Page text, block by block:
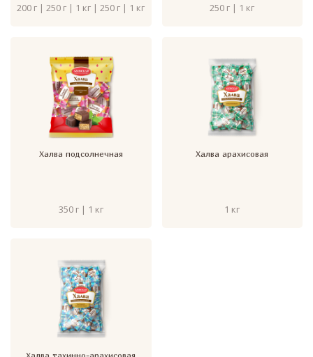
200 г | 250 г | 1 кг | 250 г | 1 кг 250 г | 1 кг
Халва подсолнечная
350 г | 1 кг
Халва арахисовая
1 кг